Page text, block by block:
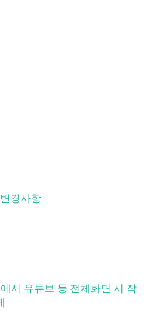
경사항
서 유튜브 등 전체화면 시 작